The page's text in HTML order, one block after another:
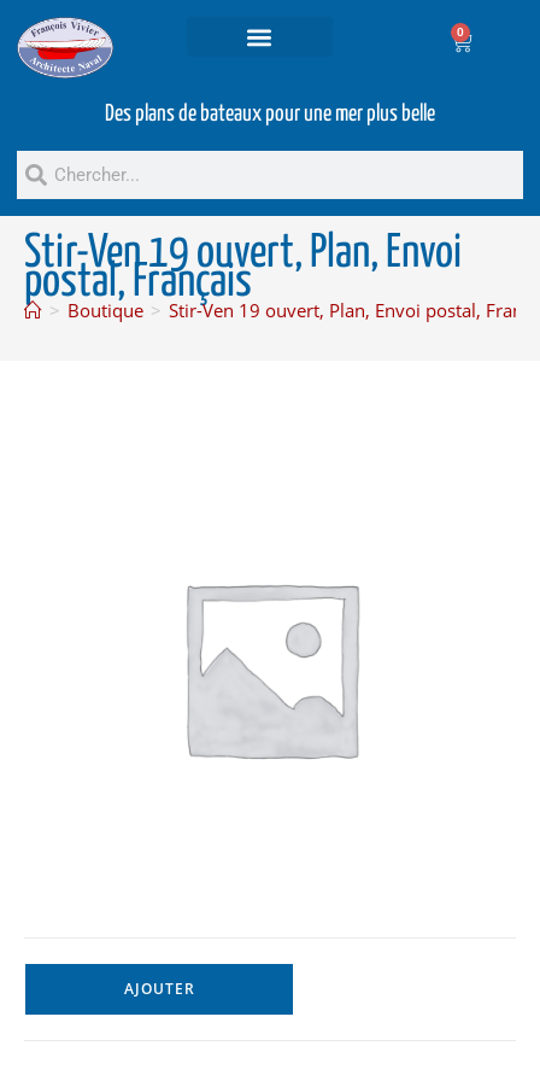
0
Des plans de bateaux pour une mer plus belle
Stir-Ven 19 ouvert, Plan, Envoi
postal, Français
> Boutique > Stir-Ven 19 ouvert, Plan, Envoi postal,
AJOUTER